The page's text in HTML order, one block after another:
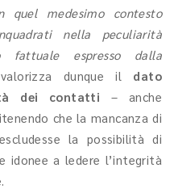
medesimo contesto
nella peculiarità
espresso dalla
dunque il dato
dei contatti – anche
che la mancanza di
la possibilità di
idonee a ledere l’integrità